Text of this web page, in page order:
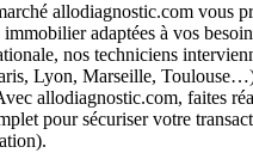
allodiagnostic.com vous
adaptées à vos
nos techniciens
Lyon, Marseille,
allodiagnostic.com, faites
pour sécuriser votre